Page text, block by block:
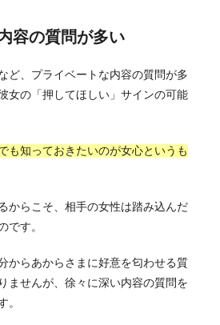
容の質問が多い
ど、プライベートな内容の質問が多
女の「押してほしい」サインの可能
も知っておきたいのが女心というも
からこそ、相手の女性は踏み込んだ
です。
からあからさまに好意を匂わせる質
ませんが、徐々に深い内容の質問を
。